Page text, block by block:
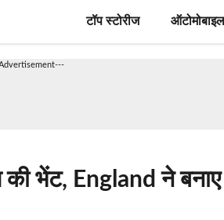
टॉप स्टोरीज ऑटोमोबाइल
भेंट, England ने